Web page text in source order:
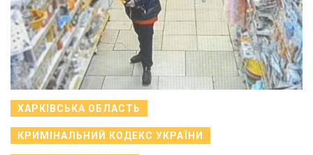
ХАРКІВСЬКА ОБЛАСТЬ
КРИМІНАЛЬНИЙ КОДЕКС УКРАЇНИ